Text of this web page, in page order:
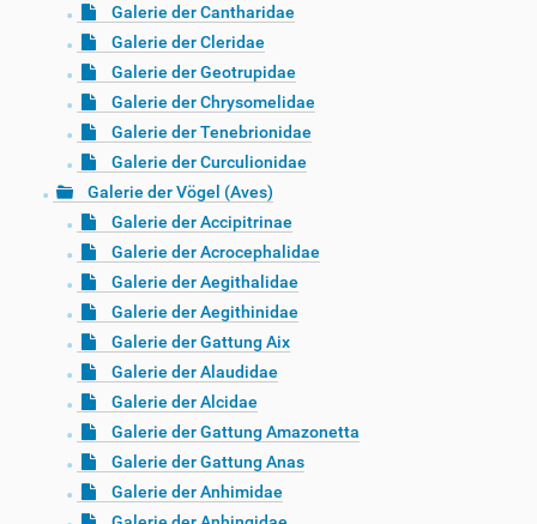
Galerie der Cantharidae
Galerie der Cleridae
Galerie der Geotrupidae
Galerie der Chrysomelidae
Galerie der Tenebrionidae
Galerie der Curculionidae
Galerie der Vögel (Aves)
Galerie der Accipitrinae
Galerie der Acrocephalidae
Galerie der Aegithalidae
Galerie der Aegithinidae
Galerie der Gattung Aix
Galerie der Alaudidae
Galerie der Alcidae
Galerie der Gattung Amazonetta
Galerie der Gattung Anas
Galerie der Anhimidae